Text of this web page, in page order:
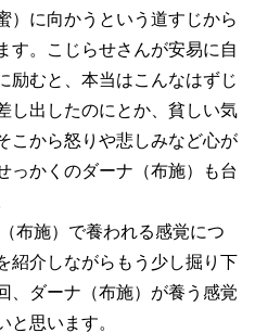
）に向かうという道すじから
す。こじらせさんが安易に自
励むと、本当はこんなはずじ
し出したのにとか、貧しい気
こから怒りや悲しみなど心が
っかくのダーナ（布施）も台
布施）で養われる感覚につ
紹介しながらもう少し掘り下
、ダーナ（布施）が養う感覚
思います。